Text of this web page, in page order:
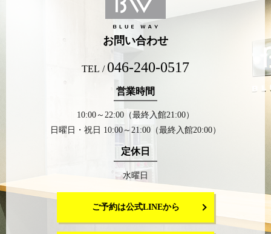
お問い合わせ
TEL / 046-240-0517
営業時間
10:00～22:00（最終入館21:00）
日曜日・祝日 10:00～21:00（最終入館20:00）
定休日
水曜日
ご予約は公式LINEから